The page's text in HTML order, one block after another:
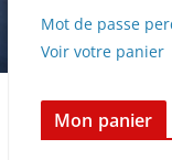
Mot de passe
Voir votre panier
Mon panier